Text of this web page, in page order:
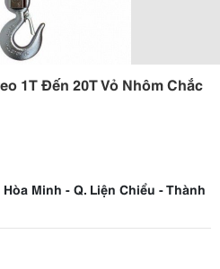
1T Đến 20T Vỏ Nhôm Chắc
Minh - Q. Liện Chiểu - Thành